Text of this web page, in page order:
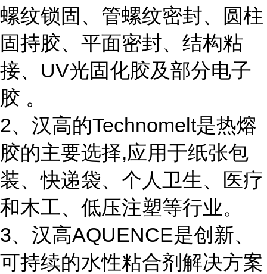
螺纹锁固、管螺纹密封、圆柱
固持胶、平面密封、结构粘
接、UV光固化胶及部分电子
胶 。
2、汉高的Technomelt是热熔
胶的主要选择,应用于纸张包
装、快递袋、个人卫生、医疗
和木工、低压注塑等行业。
3、汉高AQUENCE是创新、
可持续的水性粘合剂解决方案